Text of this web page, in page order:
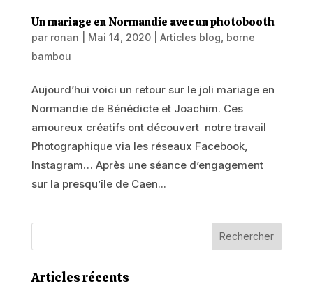
Un mariage en Normandie avec un photobooth
par ronan Mai 14, 2020| Articles blog borne
bambou
Aujourd’hui voici un retour sur le joli mariage en
Normandie de Bénédicte et Joachim. Ces
amoureux créatifs ont découvert notre travail
Photographique via les réseaux Facebook,
Instagram… Après une séance d’engagement
sur la presqu’île de Caen...
Articles récents